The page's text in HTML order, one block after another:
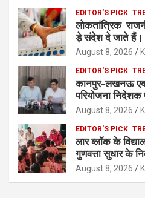
EDITOR'S PICK
लोकतांत्रिक
ड़े संदेश दे जाते हैं।
August 8, 2026
EDITOR'S PICK
कानपुर-लखनऊ
परियोजना निदेशक
August 8, 2026
EDITOR'S PICK
लार ब्लॉक के
गुणवत्ता सुधार के
August 8, 2026